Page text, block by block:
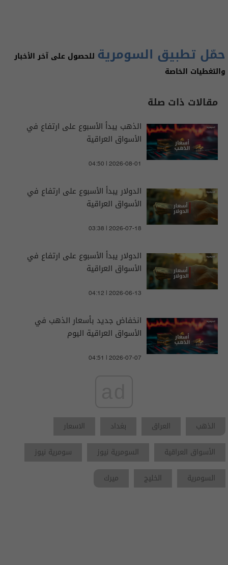
حمّل تطبيق السومرية للحصول على آخر الأخبار
والتغطيات الخاصة
مقالات ذات صلة
الذهب يبدأ الأسبوع على ارتفاع في
الأسواق العراقية
04:50 | 2026-08-01
الدولار يبدأ الأسبوع على ارتفاع في
الأسواق العراقية
03:38 | 2026-07-18
الدولار يبدأ الأسبوع على ارتفاع في
الأسواق العراقية
04:12 | 2026-06-13
انخفاض جديد بأسعار الذهب في
الأسواق العراقية اليوم
04:51 | 2026-07-07
الذهب العراق بغداد
الاسعار
الأسواق العراقية
السومرية نيوز
سومرية نيوز
السومرية
الخليج ميرك